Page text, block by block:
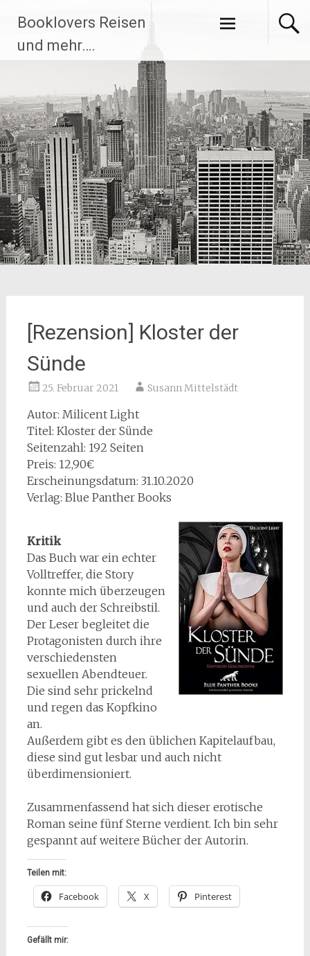
Inhalt
springen
Booklovers Reisen
und mehr….
[Rezension] Kloster der
Sünde
25. Februar 2021 Susann Mittelstädt
Autor: Milicent Light
Titel: Kloster der Sünde
Seitenzahl: 192 Seiten
Preis: 12,90€
Erscheinungsdatum: 31.10.2020
Verlag: Blue Panther Books
Kritik
Das Buch war ein echter
Volltreffer, die Story
konnte mich überzeugen
und auch der Schreibstil.
Der Leser begleitet die
Protagonisten durch ihre
verschiedensten
sexuellen Abendteuer.
Die sind sehr prickelnd
und regen das Kopfkino
an.
Außerdem gibt es den üblichen Kapitelaufbau,
diese sind gut lesbar und auch nicht
überdimensioniert.
Zusammenfassend hat sich dieser erotische
Roman seine fünf Sterne verdient. Ich bin sehr
gespannt auf weitere Bücher der Autorin.
Teilen mit:
Facebook X Pinterest
Gefällt mir: